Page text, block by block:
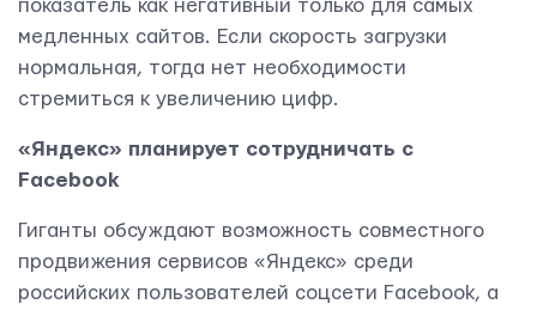
показатель как негативный только для самых
медленных сайтов. Если скорость загрузки
нормальная, тогда нет необходимости
стремиться к увеличению цифр.
«Яндекс» планирует сотрудничать с
Facebook
Гиганты обсуждают возможность совместного
продвижения сервисов «Яндекс» среди
российских пользователей соцсети Facebook, а
Свяжитесь с нами